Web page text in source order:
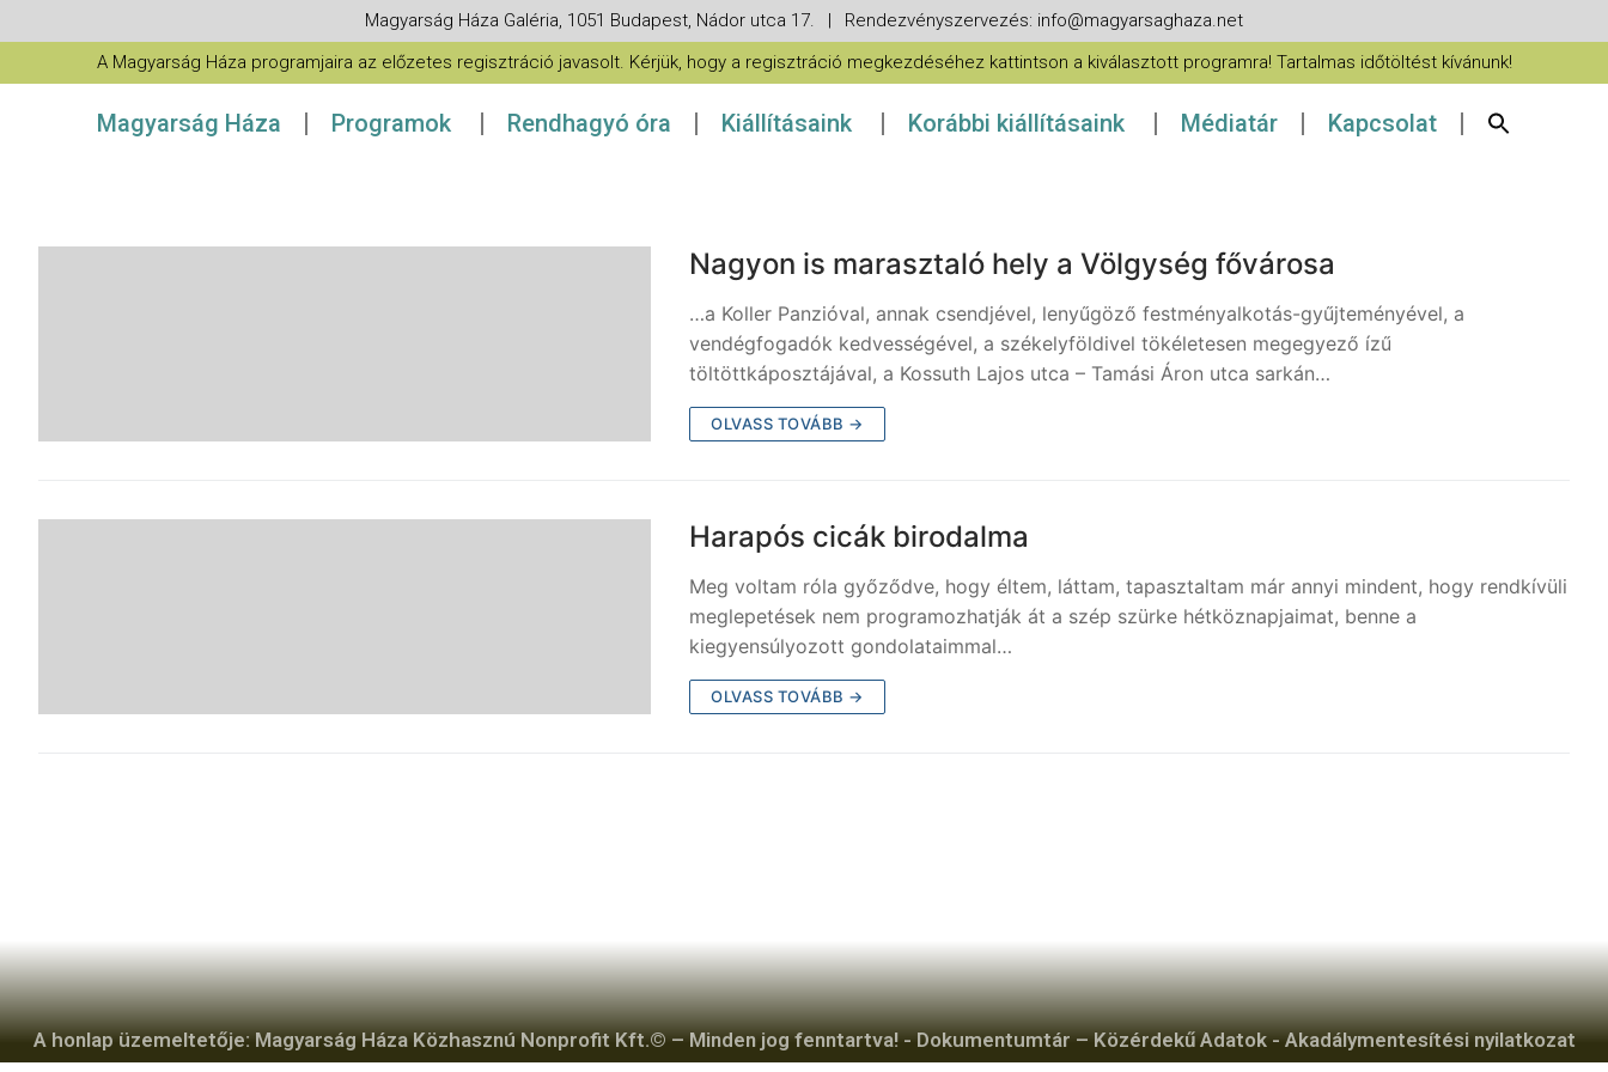
Magyarság Háza Galéria, 1051 Budapest, Nádor utca 17. | Rendezvényszervezés: info@magyarsaghaza.net
A Magyarság Háza programjaira az előzetes regisztráció javasolt. Kérjük, hogy a regisztráció megkezdéséhez kattintson a kiválasztott programra! Tartalmas időtöltést kívánunk!
Magyarság Háza Programok Rendhagyó óra Kiállításaink Korábbi kiállításaink Médiatár Kapcsolat
Nagyon is marasztaló hely a Völgység fővárosa
…a Koller Panzióval, annak csendjével, lenyűgöző festményalkotás-gyűjteményével, a
vendégfogadók kedvességével, a székelyföldivel tökéletesen megegyező ízű
töltöttkáposztájával, a Kossuth Lajos utca – Tamási Áron utca sarkán…
OLVASS TOVÁBB →
Harapós cicák birodalma
Meg voltam róla győződve, hogy éltem, láttam, tapasztaltam már annyi mindent, hogy rendkívüli
meglepetések nem programozhatják át a szép szürke hétköznapjaimat, benne a
kiegyensúlyozott gondolataimmal…
OLVASS TOVÁBB →
A honlap üzemeltetője: Magyarság Háza Közhasznú Nonprofit Kft.© – Minden jog fenntartva! -Dokumentumtár – Közérdekű Adatok-Akadálymentesítési nyilatkozat